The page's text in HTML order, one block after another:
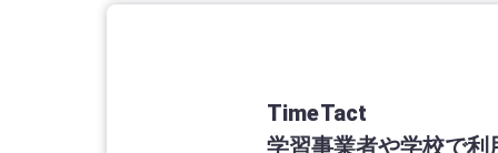
TimeTact
学習事業者や学校で利